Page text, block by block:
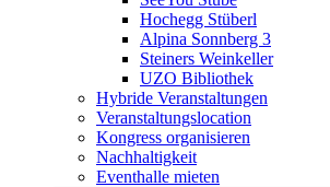
Hochegg Stüberl
Alpina Sonnberg 3
Steiners Weinkeller
UZO Bibliothek
Hybride Veranstaltungen
Veranstaltungslocation
Kongress organisieren
Nachhaltigkeit
Eventhalle mieten